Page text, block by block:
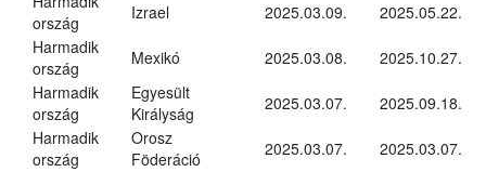
ország
Izrael 2025.03.09.
2025.05.22.
Harmadik
ország
Mexikó 2025.03.08.
2025.10.27.
Harmadik
ország
Egyesült
Királyság
2025.03.07.
2025.09.18.
Harmadik
ország
Orosz
Föderáció
2025.03.07. 2025.03.07.